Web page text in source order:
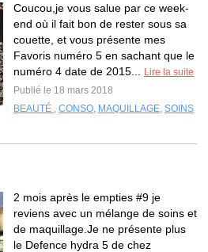
Coucou,je vous salue par ce week-
end où il fait bon de rester sous sa
couette, et vous présente mes
Favoris numéro 5 en sachant que le
numéro 4 date de 2015...
Lire la suite
Publié le 18 mars 2018
BEAUTÉ , CONSO, MAQUILLAGE, SOINS
2 mois après le empties #9 je
reviens avec un mélange de soins et
de maquillage.Je ne présente plus
le Defence hydra 5 de chez